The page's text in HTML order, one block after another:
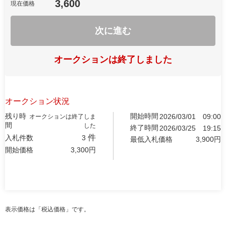
現在価格 3,600
次に進む
オークションは終了しました
オークション状況
残り時
間
オークションは終了しま
した
入札件数 3 件
開始価格 3,300円
開始時間 2026/03/01
09:00
終了時間 2026/03/25
19:15
最低入札価格
3,900円
表示価格は「税込価格」です。